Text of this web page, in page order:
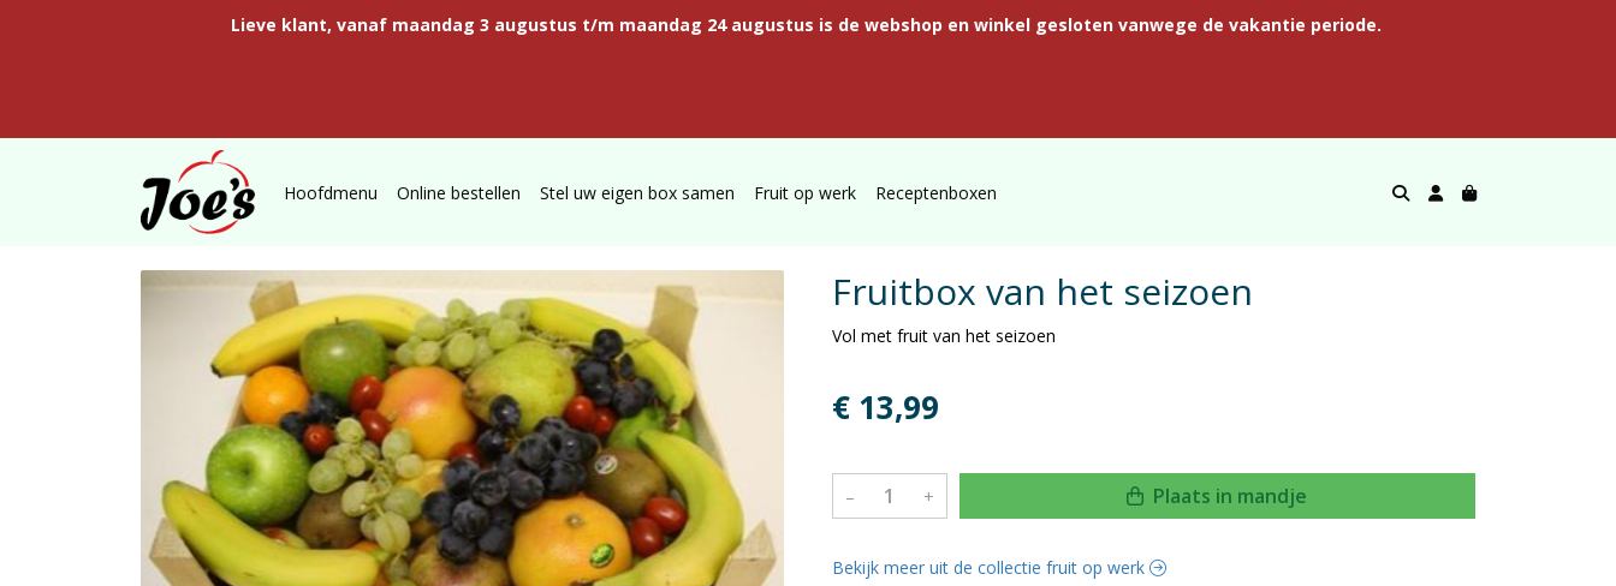
Lieve klant, vanaf maandag 3 augustus t/m maandag 24 augustus is de webshop en winkel gesloten vanwege de vakantie periode.
Hoofdmenu Online bestellen Stel uw eigen box samen Fruit op werk Receptenboxen
Fruitbox van het seizoen
Vol met fruit van het seizoen
€ 13,99
– + Plaats in mandje
Bekijk meer uit de collectie fruit op werk